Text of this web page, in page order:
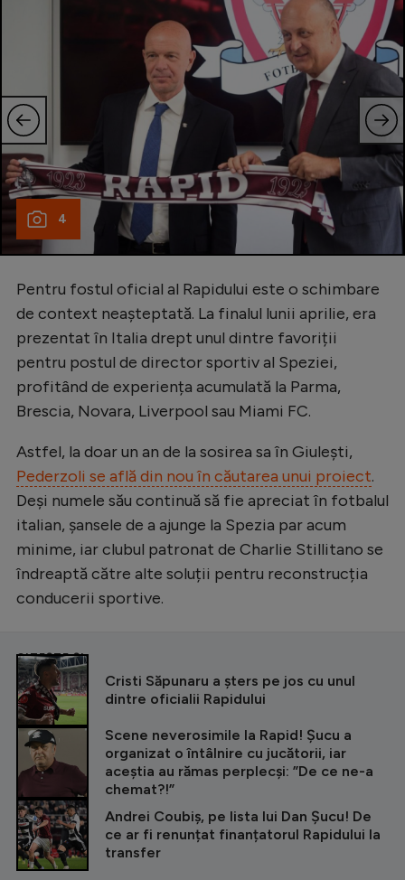
4
Pentru fostul oficial al Rapidului este o schimbare
de context neașteptată. La finalul lunii aprilie, era
prezentat în Italia drept unul dintre favoriții
pentru postul de director sportiv al Speziei,
profitând de experiența acumulată la Parma,
Brescia, Novara, Liverpool sau Miami FC.
Astfel, la doar un an de la sosirea sa în Giulești,
Pederzoli se află din nou în căutarea unui proiect.
Deși numele său continuă să fie apreciat în fotbalul
italian, șansele de a ajunge la Spezia par acum
minime, iar clubul patronat de Charlie Stillitano se
îndreaptă către alte soluții pentru reconstrucția
conducerii sportive.
CITEȘTE ȘI
Cristi Săpunaru a șters pe jos cu unul
dintre oficialii Rapidului
Scene neverosimile la Rapid! Șucu a
organizat o întâlnire cu jucătorii, iar
aceștia au rămas perplecși: ”De ce ne-a
chemat?!”
Andrei Coubiș, pe lista lui Dan Șucu! De
ce ar fi renunțat finanțatorul Rapidului la
transfer